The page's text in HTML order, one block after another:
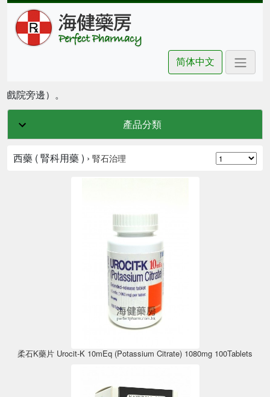
简体中文
院旁邊）。
產品分類
西藥 ( 腎科用藥 ) › 腎石治理
柔石K藥片 Urocit-K 10mEq (Potassium Citrate) 1080mg 100Tablets